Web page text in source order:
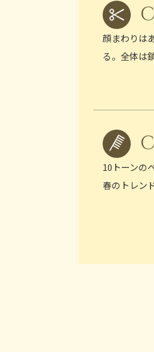
顔まわりは
る。全体は
10トーンの
春のトレン